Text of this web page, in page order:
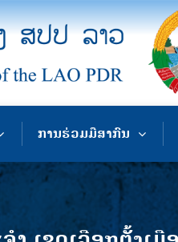
ການຮ່ວມມືສາກົນ